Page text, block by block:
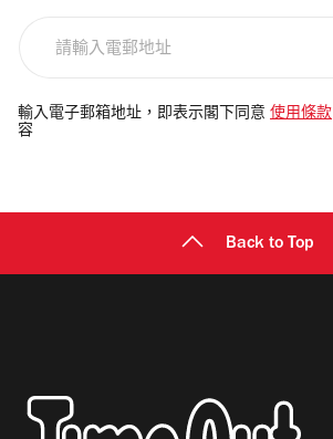
電
郵
輸入電子郵箱地址，即表示閣下同意 使用條款
容
Back to Top